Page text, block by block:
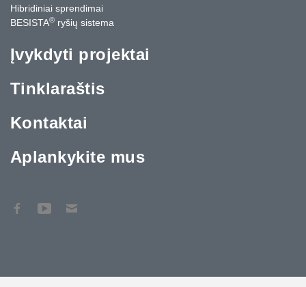
Hibridiniai sprendimai
BESISTA® ryšių sistema
Įvykdyti projektai
Tinklaraštis
Kontaktai
Aplankykite mus